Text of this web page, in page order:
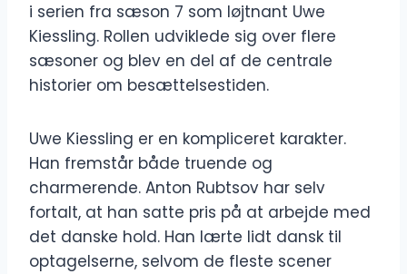
i serien fra sæson 7 som løjtnant Uwe
Kiessling. Rollen udviklede sig over flere
sæsoner og blev en del af de centrale
historier om besættelsestiden.
Uwe Kiessling er en kompliceret karakter.
Han fremstår både truende og
charmerende. Anton Rubtsov har selv
fortalt, at han satte pris på at arbejde med
det danske hold. Han lærte lidt dansk til
optagelserne, selvom de fleste scener